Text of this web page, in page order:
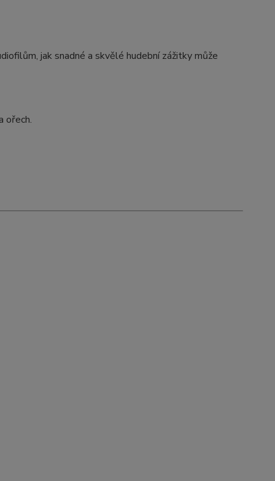
jak snadné a skvělé hudební zážitky může
ořech.